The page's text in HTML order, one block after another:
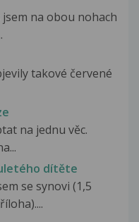
na obou nohach
takové červené
na jednu věc.
dítěte
se synovi (1,5